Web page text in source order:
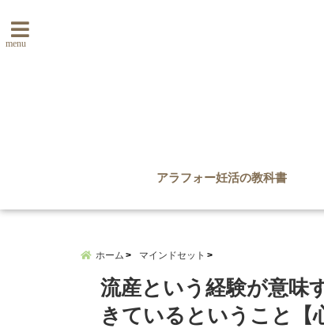
menu
アラフォー妊活の教科書
ホーム マインドセット
流産という経験が意味
きているということ【